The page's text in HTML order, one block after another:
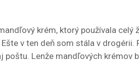
krém, ktorý používala
v ten deň som stála v
Lenže mandľových